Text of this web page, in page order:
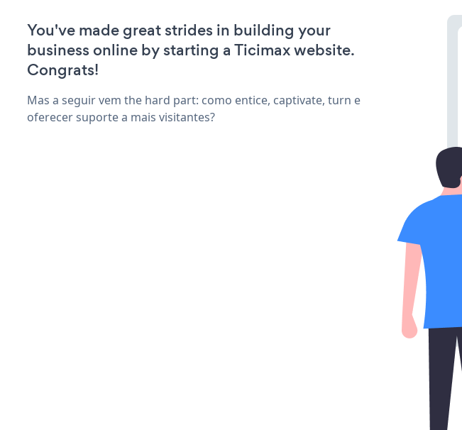
You've made great strides in building your
business online by starting a Ticimax website.
Congrats!
Mas a seguir vem the hard part: como entice, captivate, turn e
oferecer suporte a mais visitantes?